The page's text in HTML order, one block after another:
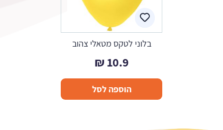
בלוני לטקס מטאלי צהוב
10.9
₪
הוספה לסל